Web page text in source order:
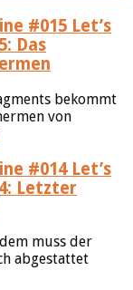
Let’s
Das
bekommt
von
Let’s
Letzter
muss der
abgestattet